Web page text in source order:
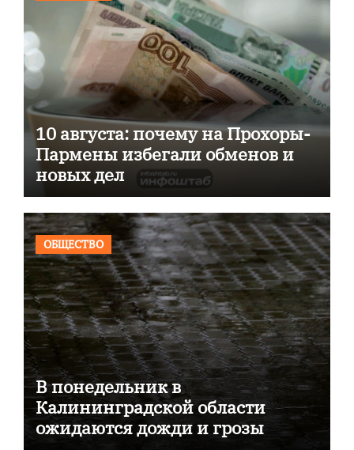
10 августа: почему на Прохоры-
Пармены избегали обменов и
новых дел
ОБЩЕСТВО
В понедельник в
Калининградской области
ожидаются дожди и грозы